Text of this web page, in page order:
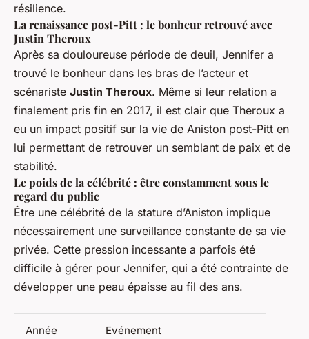
résilience.
La renaissance post-Pitt : le bonheur retrouvé avec
Justin Theroux
Après sa douloureuse période de deuil, Jennifer a
trouvé le bonheur dans les bras de l’acteur et
scénariste Justin Theroux. Même si leur relation a
finalement pris fin en 2017, il est clair que Theroux a
eu un impact positif sur la vie de Aniston post-Pitt en
lui permettant de retrouver un semblant de paix et de
stabilité.
Le poids de la célébrité : être constamment sous le
regard du public
Être une célébrité de la stature d’Aniston implique
nécessairement une surveillance constante de sa vie
privée. Cette pression incessante a parfois été
difficile à gérer pour Jennifer, qui a été contrainte de
développer une peau épaisse au fil des ans.
Année Evénement